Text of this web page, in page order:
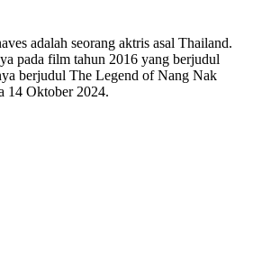
adalah seorang aktris asal Thailand.
pada film tahun 2016 yang berjudul
berjudul The Legend of Nang Nak
14 Oktober 2024.